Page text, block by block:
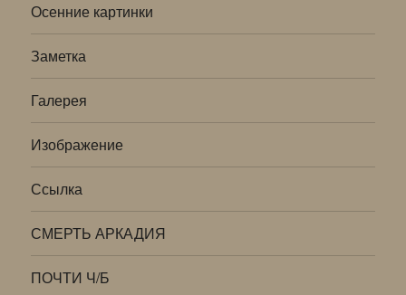
Осенние картинки
Заметка
Галерея
Изображение
Ссылка
СМЕРТЬ АРКАДИЯ
ПОЧТИ Ч/Б